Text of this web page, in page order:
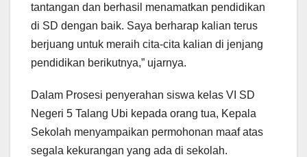
tantangan dan berhasil menamatkan pendidikan
di SD dengan baik. Saya berharap kalian terus
berjuang untuk meraih cita-cita kalian di jenjang
pendidikan berikutnya,” ujarnya.
Dalam Prosesi penyerahan siswa kelas VI SD
Negeri 5 Talang Ubi kepada orang tua, Kepala
Sekolah menyampaikan permohonan maaf atas
segala kekurangan yang ada di sekolah.